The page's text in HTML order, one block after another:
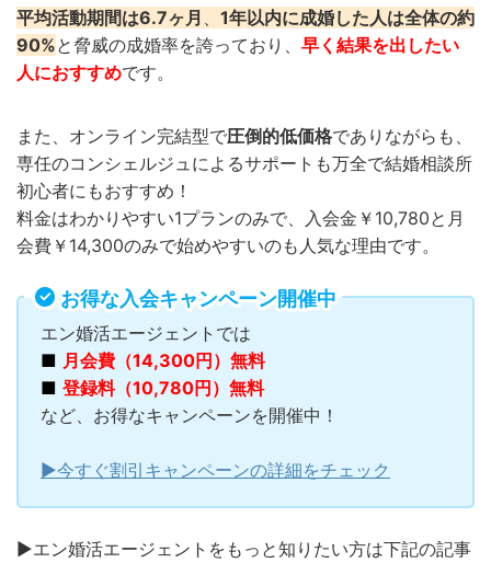
平均活動期間は6.7ヶ月
1年以内に成婚した人は全体の約
90%と脅威の成婚率を誇っており、 早く結果を出したい
人におすすめです。
また、オンライン完結型で圧倒的低価格でありながらも、
専任のコンシェルジュによるサポートも万全で結婚相談所
初心者にもおすすめ！
料金はわかりやすい1プランのみで、入会金￥10,780と月
会費￥14,300のみで始めやすいのも人気な理由です。
お得な入会キャンペーン開催中
エン婚活エージェントでは
■ 月会費（14,300円）無料
■ 登録料（10,780円）無料
など、お得なキャンペーンを開催中！
▶︎今すぐ割引キャンペーンの詳細をチェック
▶︎エン婚活エージェントをもっと知りたい方は下記の記事